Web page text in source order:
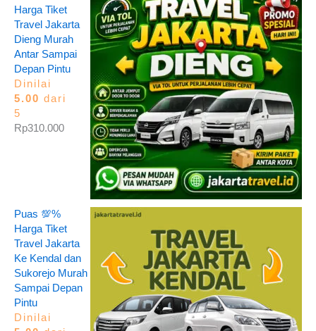
Harga Tiket
Travel Jakarta
Dieng Murah
Antar Sampai
Depan Pintu
Dinilai
5.00 dari
5
Rp310.000
Puas 💯%
Harga Tiket
Travel Jakarta
Ke Kendal dan
Sukorejo Murah
Sampai Depan
Pintu
Dinilai